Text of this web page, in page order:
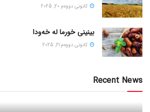
كانونی دووه‌م 20, 2025
بینینی خورما لە خەودا
كانونی دووه‌م 21, 2025
Recent News